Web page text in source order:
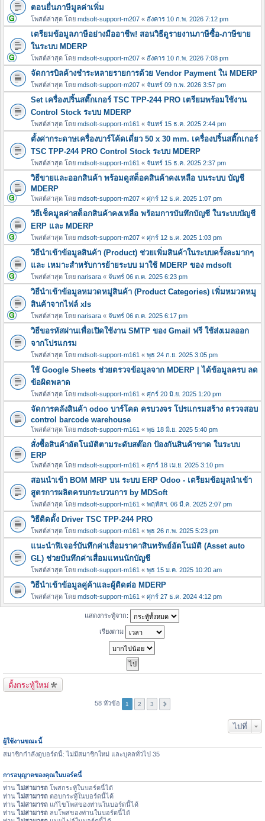
ตอนยื่นภาษีมูลค่าเพิ่ม
โพสต์ล่าสุด โดย mdsoft-support-m207 « อังคาร 10 ก.พ. 2026 7:12 pm
เตรียมข้อมูลภาษีอย่างมืออาชีพ! สอนวิธีดูรายงานภาษีซื้อ-ภาษีขาย
ในระบบ MDERP
โพสต์ล่าสุด โดย mdsoft-support-m207 « อังคาร 10 ก.พ. 2026 7:08 pm
จัดการบิลค้างชำระหลายรายการด้วย Vendor Payment ใน MDERP
โพสต์ล่าสุด โดย mdsoft-support-m207 « จันทร์ 09 ก.พ. 2026 3:57 pm
Set เครื่องปริ้นสติ๊กเกอร์ TSC TPP-244 PRO เตรียมพร้อมใช้งาน
Control Stock ระบบ MDERP
โพสต์ล่าสุด โดย mdsoft-support-m161 « จันทร์ 15 ธ.ค. 2025 2:44 pm
ตั้งค่ากระดาษเครื่องบาร์โค้ดเดี่ยว 50 x 30 mm. เครื่องปริ้นสติ๊กเกอร์
TSC TPP-244 PRO Control Stock ระบบ MDERP
โพสต์ล่าสุด โดย mdsoft-support-m161 « จันทร์ 15 ธ.ค. 2025 2:37 pm
วิธีขายและออกสินค้า พร้อมดูสต็อคสินค้าคงเหลือ บนระบบ บัญชี
MDERP
โพสต์ล่าสุด โดย mdsoft-support-m207 « ศุกร์ 12 ธ.ค. 2025 1:07 pm
วิธีเช็คมูลค่าสต็อกสินค้าคงเหลือ พร้อมการบันทึกบัญชี ในระบบบัญชี
ERP และ MDERP
โพสต์ล่าสุด โดย mdsoft-support-m207 « ศุกร์ 12 ธ.ค. 2025 1:03 pm
วิธีนำเข้าข้อมูลสินค้า (Product) ช่วยเพิ่มสินค้าในระบบครั้งละมากๆ
และ เหมาะสำหรับการย้ายระบบ มาใช้ MDERP ของ mdsoft
โพสต์ล่าสุด โดย narisara « จันทร์ 06 ต.ค. 2025 6:23 pm
วิธีนำเข้าข้อมูลหมวดหมู่สินค้า (Product Categories) เพิ่มหมวดหมู
สินค้าจากไฟล์ xls
โพสต์ล่าสุด โดย narisara « จันทร์ 06 ต.ค. 2025 6:17 pm
วิธีขอรหัสผ่านเพื่อเปิดใช้งาน SMTP ของ Gmail ฟรี ใช้ส่งเมลออก
จากโปรแกรม
โพสต์ล่าสุด โดย mdsoft-support-m161 « พุธ 24 ก.ย. 2025 3:05 pm
ใช้ Google Sheets ช่วยตรวจข้อมูลจาก MDERP | ได้ข้อมูลครบ ลด
ข้อผิดพลาด
โพสต์ล่าสุด โดย mdsoft-support-m161 « ศุกร์ 20 มิ.ย. 2025 1:20 pm
จัดการคลังสินค้า odoo บาร์โคด ครบวงจร โปรแกรมสร้าง ตรวจสอบ
control barcode warehouse
โพสต์ล่าสุด โดย mdsoft-support-m161 « พุธ 18 มิ.ย. 2025 5:40 pm
สั่งซื้อสินค้าอัตโนมัติตามระดับสต๊อก ป้องกันสินค้าขาด ในระบบ
ERP
โพสต์ล่าสุด โดย mdsoft-support-m161 « ศุกร์ 18 เม.ย. 2025 3:10 pm
สอนนำเข้า BOM MRP บน ระบบ ERP Odoo - เตรียมข้อมูลนำเข้า
สูตรการผลิตครบกระบวนการ by MDSoft
โพสต์ล่าสุด โดย mdsoft-support-m161 « พฤหัสฯ. 06 มี.ค. 2025 2:07 pm
วิธีติดตั้ง Driver TSC TPP-244 PRO
โพสต์ล่าสุด โดย mdsoft-support-m161 « พุธ 26 ก.พ. 2025 5:23 pm
แนะนำฟิเจอร์บันทึกค่าเสื่อมราคาสินทรัพย์อัตโนมัติ (Asset auto
GL) ช่วยบันทึกค่าเสื่อมแทนนักบัญชี
โพสต์ล่าสุด โดย mdsoft-support-m161 « พุธ 15 ม.ค. 2025 10:20 am
วิธีนำเข้าข้อมูลคู่ค้าและผู้ติดต่อ MDERP
โพสต์ล่าสุด โดย mdsoft-support-m161 « ศุกร์ 27 ธ.ค. 2024 4:12 pm
แสดงกระทู้จาก:
เรียงตาม
ตั้งกระทู้ใหม่
58 หัวข้อ 1 2 3
ไปที่
ผู้ใช้งานขณะนี้
สมาชิกกำลังดูบอร์ดนี้: ไม่มีสมาชิกใหม่ และบุคลทั่วไป 35
การอนุญาตของคุณในบอร์ดนี้
ท่านไม่สามารถ โพสกระทู้ในบอร์ดนี้ได้
ท่านไม่สามารถ ตอบกระทู้ในบอร์ดนี้ได้
ท่านไม่สามารถ แก้ไขโพสของท่านในบอร์ดนี้ได้
ท่านไม่สามารถ ลบโพสของท่านในบอร์ดนี้ได้